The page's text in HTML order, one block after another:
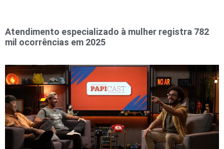
Atendimento especializado à mulher registra 782
mil ocorrências em 2025